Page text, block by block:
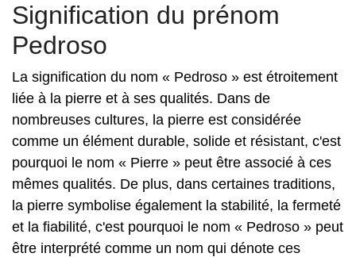
Signification du prénom
Pedroso
La signification du nom « Pedroso » est étroitement
liée à la pierre et à ses qualités. Dans de
nombreuses cultures, la pierre est considérée
comme un élément durable, solide et résistant, c'est
pourquoi le nom « Pierre » peut être associé à ces
mêmes qualités. De plus, dans certaines traditions,
la pierre symbolise également la stabilité, la fermeté
et la fiabilité, c'est pourquoi le nom « Pedroso » peut
être interprété comme un nom qui dénote ces